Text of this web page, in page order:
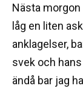
Nästa
låg en liten
anklagelser,
svek och
ändå bar jag